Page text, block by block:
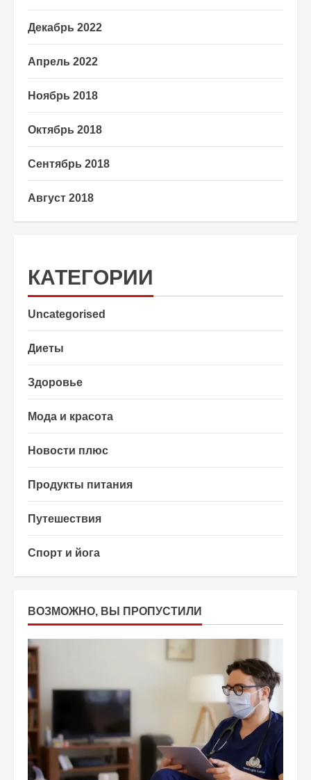
Декабрь 2022
Апрель 2022
Ноябрь 2018
Октябрь 2018
Сентябрь 2018
Август 2018
КАТЕГОРИИ
Uncategorised
Диеты
Здоровье
Мода и красота
Новости плюс
Продукты питания
Путешествия
Спорт и йога
ВОЗМОЖНО, ВЫ ПРОПУСТИЛИ